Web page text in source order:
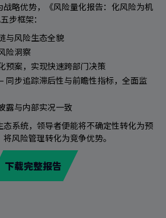
战略优势，《风险量化报告：化风险为机
步框架：
与风险生态全貌
险洞察
预案，实现快速跨部门决策
– 同步追踪滞后性与前瞻性指标，全面监
露与内部实况一致
系统，领导者便能将不确定性转化为预
风险管理转化为竞争优势。
下载完整报告